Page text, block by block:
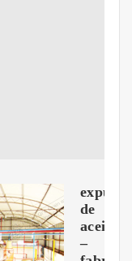
de
aceite
–